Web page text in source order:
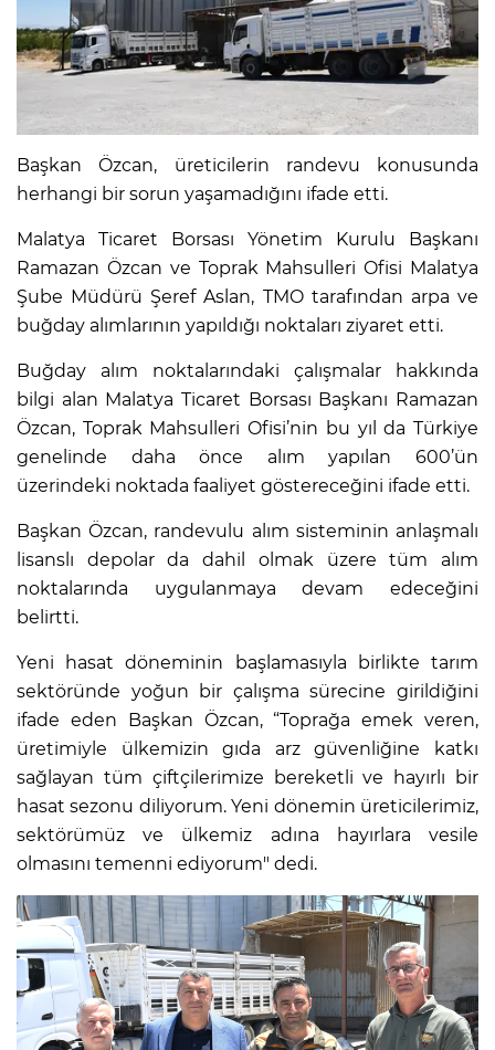
Başkan Özcan, üreticilerin randevu konusunda
herhangi bir sorun yaşamadığını ifade etti.
Malatya Ticaret Borsası Yönetim Kurulu Başkanı
Ramazan Özcan ve Toprak Mahsulleri Ofisi Malatya
Şube Müdürü Şeref Aslan, TMO tarafından arpa ve
buğday alımlarının yapıldığı noktaları ziyaret etti.
Buğday alım noktalarındaki çalışmalar hakkında
bilgi alan Malatya Ticaret Borsası Başkanı Ramazan
Özcan, Toprak Mahsulleri Ofisi’nin bu yıl da Türkiye
genelinde daha önce alım yapılan 600’ün
üzerindeki noktada faaliyet göstereceğini ifade etti.
Başkan Özcan, randevulu alım sisteminin anlaşmalı
lisanslı depolar da dahil olmak üzere tüm alım
noktalarında uygulanmaya devam edeceğini
belirtti.
Yeni hasat döneminin başlamasıyla birlikte tarım
sektöründe yoğun bir çalışma sürecine girildiğini
ifade eden Başkan Özcan, “Toprağa emek veren,
üretimiyle ülkemizin gıda arz güvenliğine katkı
sağlayan tüm çiftçilerimize bereketli ve hayırlı bir
hasat sezonu diliyorum. Yeni dönemin üreticilerimiz,
sektörümüz ve ülkemiz adına hayırlara vesile
olmasını temenni ediyorum" dedi.